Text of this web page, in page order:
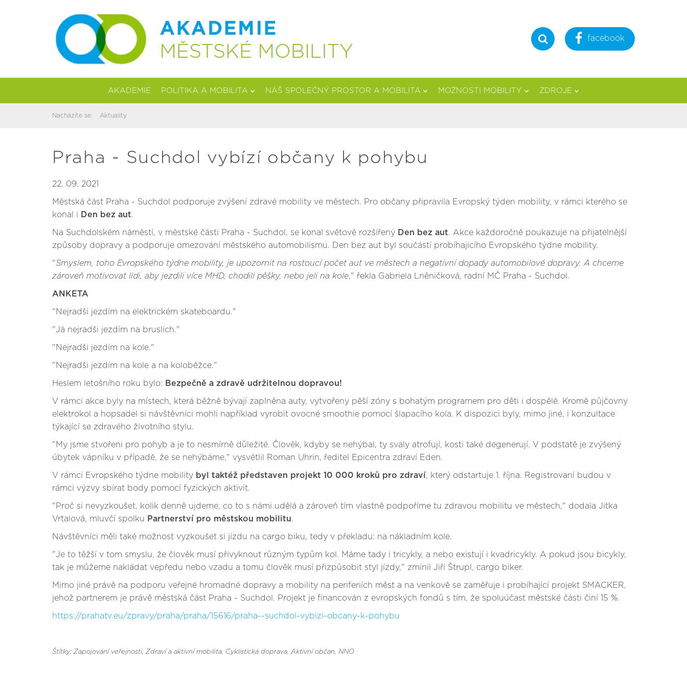
Hledat facebook
AKADEMIE POLITIKA A MOBILITA NÁŠ SPOLEČNÝ PROSTOR A MOBILITA MOŽNOSTI MOBILITY ZDROJE
Nacházíte se: Aktuality
Praha - Suchdol vybízí občany k pohybu
22. 09. 2021
Městská část Praha - Suchdol podporuje zvýšení zdravé mobility ve městech. Pro občany připravila Evropský týden mobility, v rámci kterého se
konal i Den bez aut.
Na Suchdolském náměstí, v městské části Praha - Suchdol, se konal světově rozšířený Den bez aut. Akce každoročně poukazuje na přijatelnější
způsoby dopravy a podporuje omezování městského automobilismu. Den bez aut byl součástí probíhajícího Evropského týdne mobility.
"Smyslem, toho Evropského týdne mobility, je upozornit na rostoucí počet aut ve městech a negativní dopady automobilové dopravy. A chceme
zároveň motivovat lidi, aby jezdili více MHD, chodili pěšky, nebo jeli na kole," řekla Gabriela Lněničková, radní MČ Praha - Suchdol.
ANKETA
"Nejradši jezdím na elektrickém skateboardu."
"Já nejradši jezdím na bruslích."
"Nejradši jezdím na kole."
"Nejradši jezdím na kole a na koloběžce."
Heslem letošního roku bylo: Bezpečně a zdravě udržitelnou dopravou!
V rámci akce byly na místech, která běžně bývají zaplněna auty, vytvořeny pěší zóny s bohatým programem pro děti i dospělé. Kromě půjčovny
elektrokol a hopsadel si návštěvníci mohli například vyrobit ovocné smoothie pomocí šlapacího kola. K dispozici byly, mimo jiné, i konzultace
týkající se zdravého životního stylu.
"My jsme stvořeni pro pohyb a je to nesmírně důležité. Člověk, kdyby se nehýbal, ty svaly atrofují, kosti také degenerují. V podstatě je zvýšený
úbytek vápníku v případě, že se nehýbáme," vysvětlil Roman Uhrin, ředitel Epicentra zdraví Eden.
V rámci Evropského týdne mobility byl taktéž představen projekt 10 000 kroků pro zdraví, který odstartuje 1. října. Registrovaní budou v
rámci výzvy sbírat body pomocí fyzických aktivit.
"Proč si nevyzkoušet, kolik denně ujdeme, co to s námi udělá a zároveň tím vlastně podpoříme tu zdravou mobilitu ve městech," dodala Jitka
Vrtalová, mluvčí spolku Partnerství pro městskou mobilitu.
Návštěvníci měli také možnost vyzkoušet si jízdu na cargo biku, tedy v překladu: na nákladním kole.
"Je to těžší v tom smyslu, že člověk musí přivyknout různým typům kol. Máme tady i tricykly, a nebo existují i kvadricykly. A pokud jsou bicykly,
tak je můžeme nakládat vepředu nebo vzadu a tomu člověk musí přizpůsobit styl jízdy," zmínil Jiří Štrupl, cargo biker.
Mimo jiné právě na podporu veřejné hromadné dopravy a mobility na periferiích měst a na venkově se zaměřuje i probíhající projekt SMACKER,
jehož partnerem je právě městská část Praha - Suchdol. Projekt je financován z evropských fondů s tím, že spoluúčast městské části činí 15 %.
https://prahatv.eu/zpravy/praha/praha/15616/praha--suchdol-vybizi-obcany-k-pohybu
Štítky: Zapojování veřejnosti, Zdraví a aktivní mobilita, Cyklistická doprava, Aktivní občan, NNO